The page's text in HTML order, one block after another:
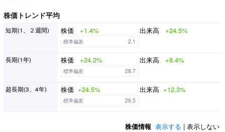
株価トレンド平均
短期(1、２週間) 株価 +1.4% 出来高 +24.5%
標準偏差 2.1
長期(1年) 株価 +24.2% 出来高 +8.4%
標準偏差 28.7
超長期(3、4年) 株価 +24.5% 出来高 +12.3%
標準偏差 26.5
株価情報 表示する | 表示しない